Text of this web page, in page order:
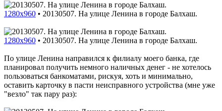
1280x960 • 20130507. На улице Ленина в городе Балхаш.
1280x960 • 20130507. На улице Ленина в городе Балхаш.
По улице Ленина направился к филиалу моего банка, где
планировал получить немного наличных денег - не хотелось
пользоваться банкоматами, рискуя, хоть и минимально,
оставить карточку в пасти неисправного устройства (мне уже
"везло" так пару раз):